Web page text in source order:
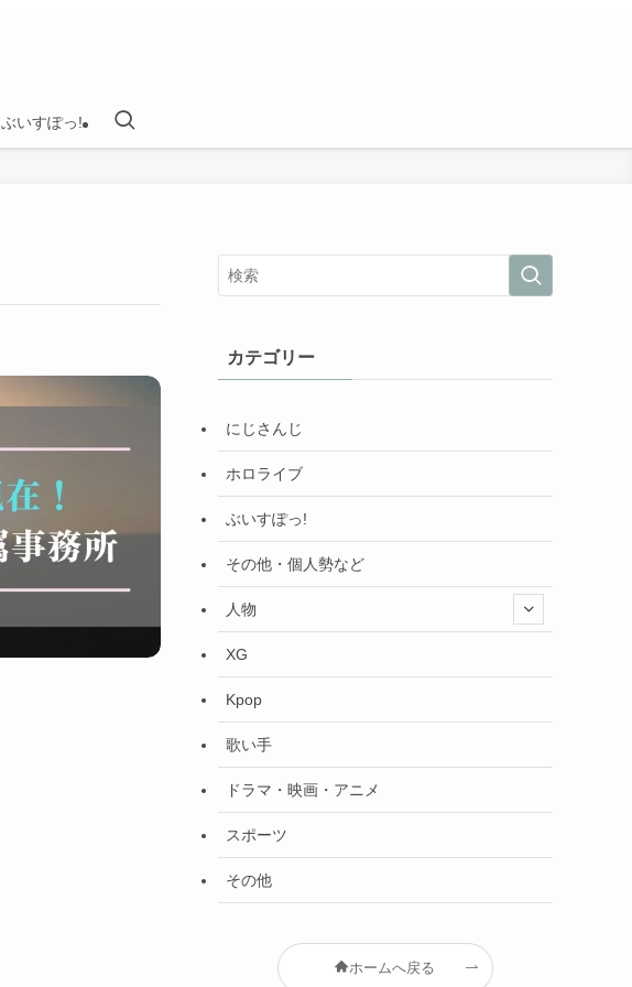
ぶいすぽっ!
カテゴリー
にじさんじ
ホロライブ
ぶいすぽっ!
その他・個人勢など
人物
XG
Kpop
歌い手
ドラマ・映画・アニメ
スポーツ
その他
ホームへ戻る